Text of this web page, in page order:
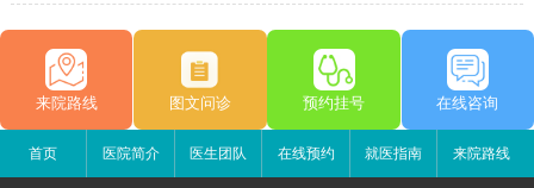
来院路线 图文问诊 预约挂号 在线咨询
首页 医院简介 医生团队 在线预约 就医指南 来院路线